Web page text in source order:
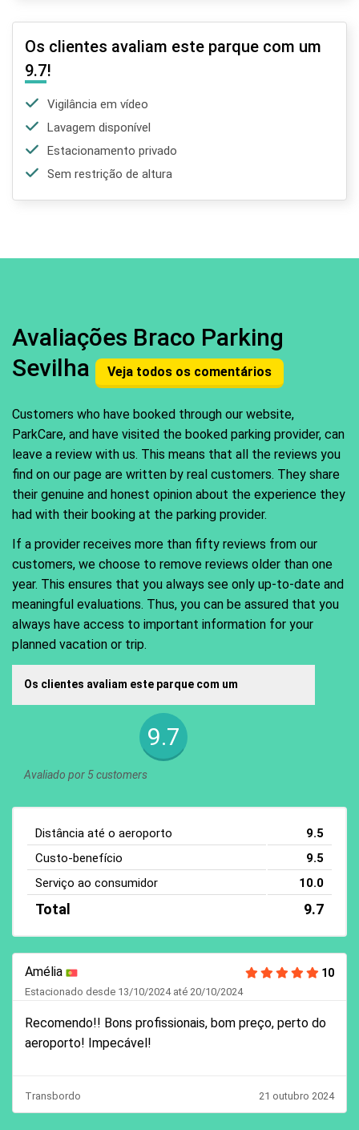
Os clientes avaliam este parque com um
9.7!
Vigilância em vídeo
Lavagem disponível
Estacionamento privado
Sem restrição de altura
Avaliações Braco Parking
Sevilha
Veja todos os comentários
Customers who have booked through our website,
ParkCare, and have visited the booked parking provider, can
leave a review with us. This means that all the reviews you
find on our page are written by real customers. They share
their genuine and honest opinion about the experience they
had with their booking at the parking provider.
If a provider receives more than fifty reviews from our
customers, we choose to remove reviews older than one
year. This ensures that you always see only up-to-date and
meaningful evaluations. Thus, you can be assured that you
always have access to important information for your
planned vacation or trip.
Os clientes avaliam este parque com um
9.7
Avaliado por 5 customers
Distância até o aeroporto
9.5
Custo-benefício
9.5
Serviço ao consumidor
10.0
Total 9.7
Amélia 10
Estacionado desde 13/10/2024 até 20/10/2024
Recomendo!! Bons profissionais, bom preço, perto do
aeroporto! Impecável!
Transbordo 21 outubro 2024